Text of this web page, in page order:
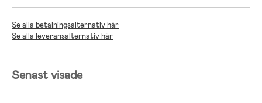
Se alla betalningsalternativ här
Se alla leveransalternativ här
Senast visade